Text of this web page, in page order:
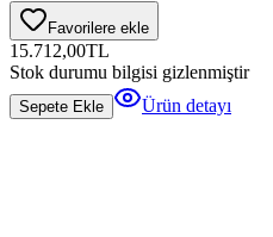
Favorilere ekle
15.712,00TL
Stok durumu bilgisi gizlenmiştir
Sepete Ekle Ürün detayı